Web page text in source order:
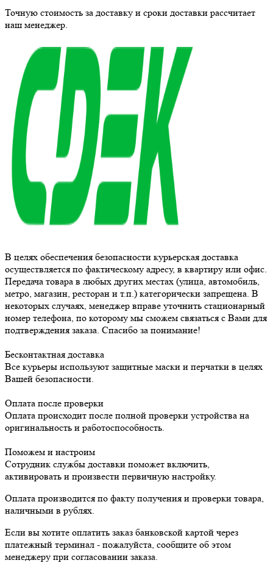
Точную стоимость за доставку и сроки доставки рассчитает
наш менеджер.
В целях обеспечения безопасности курьерская доставка
осуществляется по фактическому адресу, в квартиру или офис.
Передача товара в любых других местах (улица, автомобиль,
метро, магазин, ресторан и т.п.) категорически запрещена. В
некоторых случаях, менеджер вправе уточнить стационарный
номер телефона, по которому мы сможем связаться с Вами для
подтверждения заказа. Спасибо за понимание!
Бесконтактная доставка
Все курьеры используют защитные маски и перчатки в целях
Вашей безопасности.
Оплата после проверки
Оплата происходит после полной проверки устройства на
оригинальность и работоспособность.
Поможем и настроим
Сотрудник службы доставки поможет включить,
активировать и произвести первичную настройку.
Оплата производится по факту получения и проверки товара,
наличными в рублях.
Если вы хотите оплатить заказ банковской картой через
платежный терминал - пожалуйста, сообщите об этом
менеджеру при согласовании заказа.